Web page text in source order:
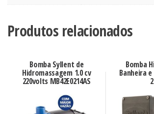
Produtos relacionados
Bomba Syllent de
Hidromassagem 1.0 cv
220volts MB42E0214AS
Bomba
Banheira